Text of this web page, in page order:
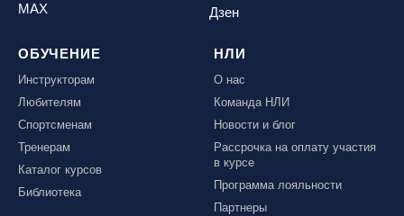
MAX Дзен
ОБУЧЕНИЕ
Инструкторам
Любителям
Спортсменам
Тренерам
Каталог курсов
Библиотека
НЛИ
О нас
Команда НЛИ
Новости и блог
Рассрочка на оплату участия
в курсе
Программа лояльности
Партнеры